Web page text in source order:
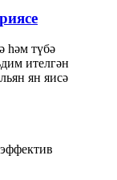
һәм түбә
ителгән
ян яисә